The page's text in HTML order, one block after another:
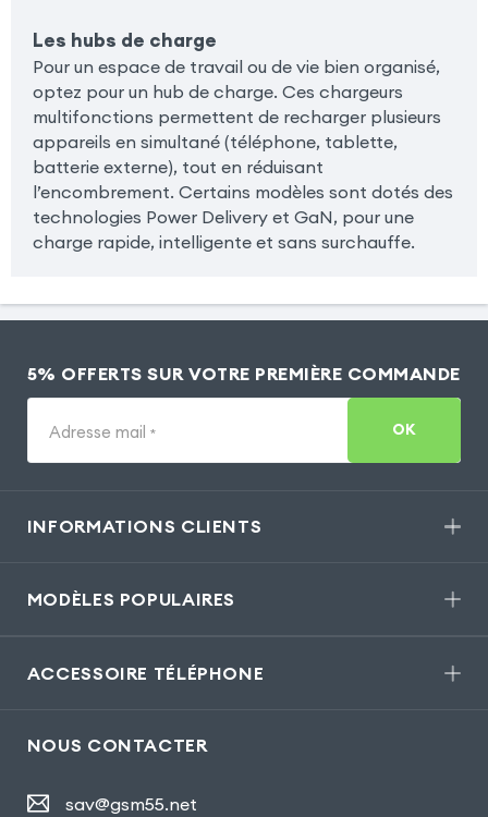
Les hubs de charge
Pour un espace de travail ou de vie bien organisé,
optez pour un hub de charge. Ces chargeurs
multifonctions permettent de recharger plusieurs
appareils en simultané (téléphone, tablette,
batterie externe), tout en réduisant
l’encombrement. Certains modèles sont dotés des
technologies Power Delivery et GaN, pour une
charge rapide, intelligente et sans surchauffe.
5% OFFERTS SUR VOTRE PREMIÈRE COMMANDE
Adresse mail * OK
INFORMATIONS CLIENTS
MODÈLES POPULAIRES
ACCESSOIRE TÉLÉPHONE
NOUS CONTACTER
sav@gsm55.net